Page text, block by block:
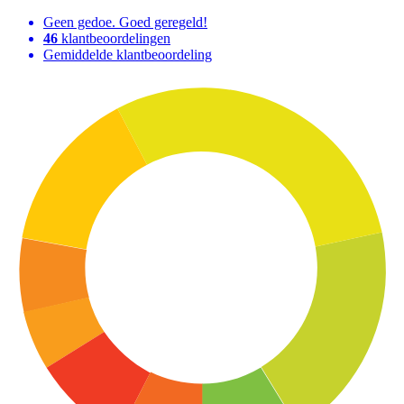
Geen gedoe. Goed geregeld!
46 klantbeoordelingen
Gemiddelde klantbeoordeling